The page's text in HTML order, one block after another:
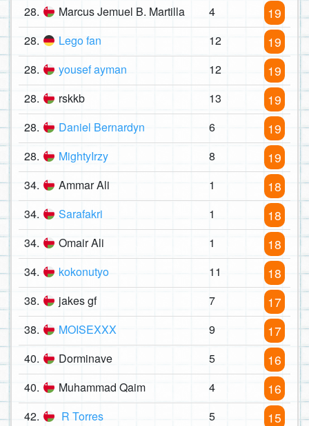
28. Marcus Jemuel B. Martilla 4 19
28. Lego fan 12 19
28. yousef ayman 12 19
28. rskkb 13 19
28. Daniel Bernardyn 6 19
28. MightyIrzy 8 19
34. Ammar Ali 1 18
34. Sarafakri 1 18
34. Omair Ali 1 18
34. kokonutyo 11 18
38. jakes gf 7 17
38. MOISEXXX 9 17
40. Dorminave 5 16
40. Muhammad Qaim 4 16
42. R Torres 5 15